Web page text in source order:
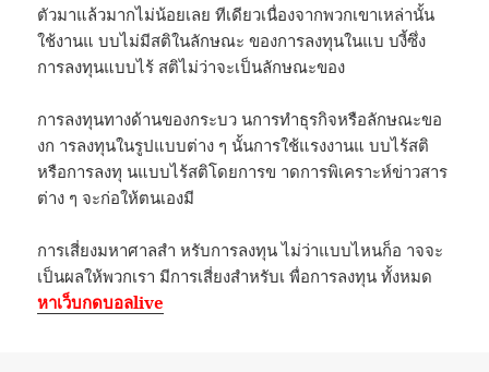
ตัวมาแล้วมากไม่น้อยเลย ทีเดียวเนื่องจากพวกเขาเหล่านั้น
ใช้งานแ บบไม่มีสติในลักษณะ ของการลงทุนในแบ บงี้ซึ่ง
การลงทุนแบบไร้ สติไม่ว่าจะเป็นลักษณะของ
การลงทุนทางด้านของกระบว นการทำธุรกิจหรือลักษณะขอ
งก ารลงทุนในรูปแบบต่าง ๆ นั้นการใช้แรงงานแ บบไร้สติ
หรือการลงทุ นแบบไร้สติโดยการข าดการพิเคราะห์ข่าวสาร
ต่าง ๆ จะก่อให้ตนเองมี
การเสี่ยงมหาศาลสำ หรับการลงทุน ไม่ว่าแบบไหนก็อ าจจะ
เป็นผลให้พวกเรา มีการเสี่ยงสำหรับเ พื่อการลงทุน ทั้งหมด
หาเว็บกดบอลlive